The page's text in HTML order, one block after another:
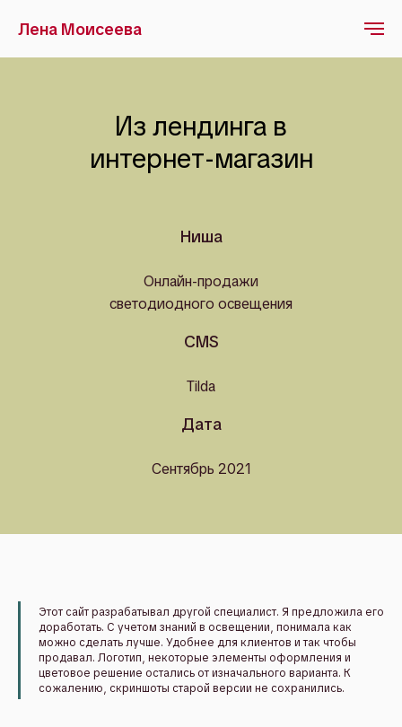
Лена Моисеева
Из лендинга в
интернет-магазин
Ниша
Онлайн-продажи
светодиодного освещения
CMS
Tilda
Дата
Сентябрь 2021
Этот сайт разрабатывал другой специалист. Я предложила его
доработать. С учетом знаний в освещении, понимала как
можно сделать лучше. Удобнее для клиентов и так чтобы
продавал. Логотип, некоторые элементы оформления и
цветовое решение остались от изначального варианта. К
сожалению, скриншоты старой версии не сохранились.